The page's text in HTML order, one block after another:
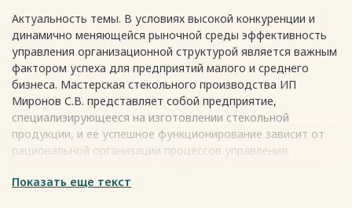
3. РЕКОМЕНДАЦИИ ПО СОВЕРШЕНСТВОВАНИЮ
ОРГАНИЗАЦИОННОЙ СТРУКТУРЫ 15
3.1. Положение об отделе производства 15
3.2. Должностная инструкция руководителя отдела 17
ЗАКЛЮЧЕНИЕ 19
СПИСОК ИСПОЛЬЗОВАННЫХ ИСТОЧНИКОВ 23
Весь текст будет доступенпосле покупки
Актуальность темы. В условиях высокой конкуренции и
динамично меняющейся рыночной среды эффективность
управления организационной структурой является важным
фактором успеха для предприятий малого и среднего
бизнеса. Мастерская стекольного производства ИП
Миронов С.В. представляет собой предприятие,
специализирующееся на изготовлении стекольной
продукции, и ее успешное функционирование зависит от
рациональной организации процессов управления.
позволяет выявить слабые места в структуре управления,
Показать еще текст